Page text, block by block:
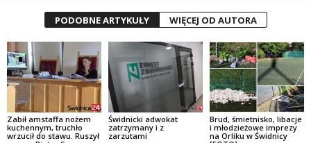
PODOBNE ARTYKUŁY WIĘCEJ OD AUTORA
Zabił amstaffa nożem
kuchennym, truchło
wrzucił do stawu. Ruszył
Świdnicki adwokat
zatrzymany i z
zarzutami
Brud, śmietnisko, libacje
i młodzieżowe imprezy
na Orliku w Świdnicy